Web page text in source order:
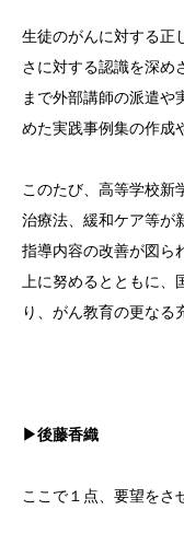
生徒のがんに対する正
さに対する認識を深め
まで外部講師の派遣や
めた実践事例集の作成
このたび、高等学校新
治療法、緩和ケア等が
指導内容の改善が図ら
上に努めるとともに
り、がん教育の更なる
▶後藤香織
ここで１点、要望をさ